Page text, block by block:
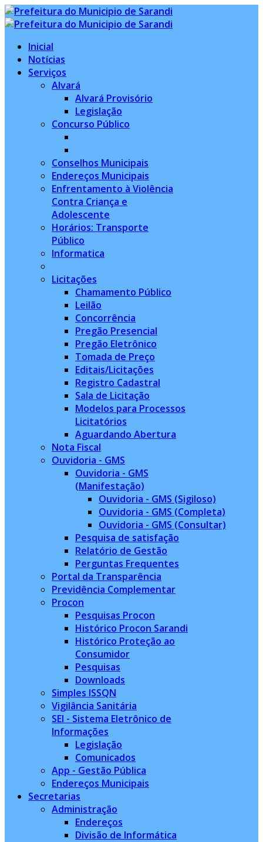
Inicial
Notícias
Serviços
Alvará
Alvará Provisório
Legislação
Concurso Público
Conselhos Municipais
Endereços Municipais
Enfrentamento à Violência
Contra Criança e
Adolescente
Horários: Transporte
Público
Informatica
Licitações
Chamamento Público
Leilão
Concorrência
Pregão Presencial
Pregão Eletrônico
Tomada de Preço
Editais/Licitações
Registro Cadastral
Sala de Licitação
Modelos para Processos
Licitatórios
Aguardando Abertura
Nota Fiscal
Ouvidoria - GMS
Ouvidoria - GMS
(Manifestação)
Ouvidoria - GMS (Sigiloso)
Ouvidoria - GMS (Completa)
Ouvidoria - GMS (Consultar)
Pesquisa de satisfação
Relatório de Gestão
Perguntas Frequentes
Portal da Transparência
Previdência Complementar
Procon
Pesquisas Procon
Histórico Procon Sarandi
Histórico Proteção ao
Consumidor
Pesquisas
Downloads
Simples ISSQN
Vigilância Sanitária
SEI - Sistema Eletrônico de
Informações
Legislação
Comunicados
App - Gestão Pública
Endereços Municipais
Secretarias
Administração
Endereços
Divisão de Informática